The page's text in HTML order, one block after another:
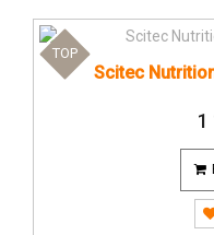
TOP
Scitec
1